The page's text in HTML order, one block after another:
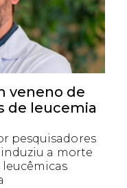
veneno de
de leucemia
pesquisadores
a morte